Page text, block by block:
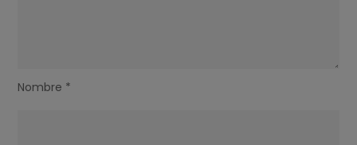
Nombre *